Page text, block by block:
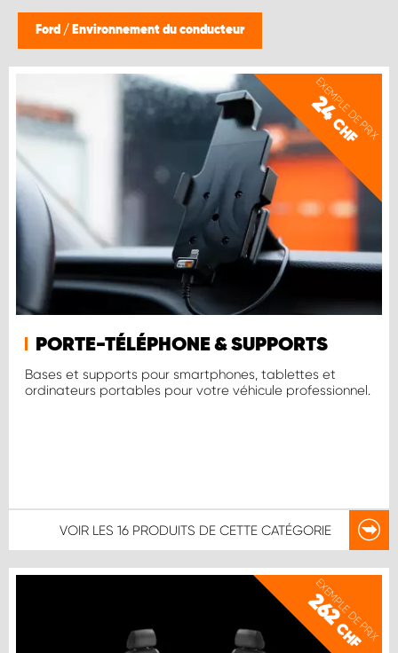
Ford / Environnement du conducteur
EXEMPLE DE PRIX
24
CHF
PORTE-TÉLÉPHONE & SUPPORTS
Bases et supports pour smartphones, tablettes et
ordinateurs portables pour votre véhicule professionnel.
VOIR LES 16 PRODUITS DE CETTE CATÉGORIE
EXEMPLE DE PRIX
262
CHF